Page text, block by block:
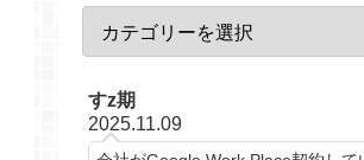
すz期
2025.11.09